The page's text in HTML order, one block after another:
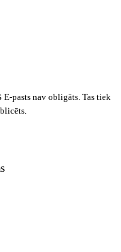
E-pasts nav obligāts. Tas tiek